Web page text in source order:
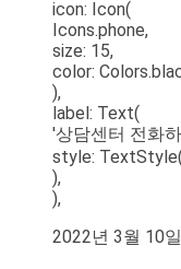
icon: Icon(
Icons.phone,
size: 15,
color:
),
label: Text(
'상담센터 전화
style:
),
),
2022년 3월 10